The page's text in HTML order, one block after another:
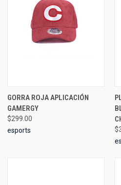
GORRA ROJA APLICACIÓN
GAMERGY
$299.00
esports